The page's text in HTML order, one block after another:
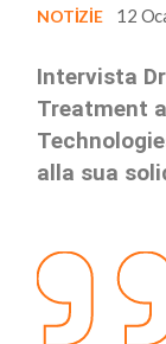
NOTIZIE 12
Intervista
Treatment
alla sua